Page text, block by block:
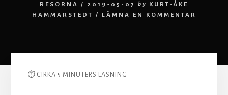
RESORNA / 2019-05-07 by
KURT-ÅKE
HAMMARSTEDT
/ LÄMNA EN KOMMENTAR
⏱ CIRKA 5 MINUTERS LÄSNING